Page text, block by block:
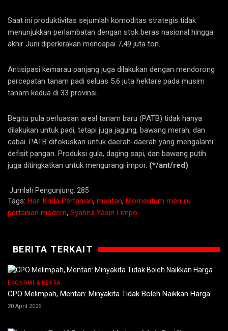
Saat ini produktivitas sejumlah komoditas strategis tidak
menunjukkan perlambatan dengan stok beras nasional hingga
akhir Juni diperkirakan mencapai 7,49 juta ton.
Antisipasi kemarau panjang juga dilakukan dengan mendorong
percepatan tanam padi seluas 5,6 juta hektare pada musim
tanam kedua di 33 provinsi.
Begitu pula perluasan areal tanam baru (PATB) tidak hanya
dilakukan untuk padi, tetapi juga jagung, bawang merah, dan
cabai. PATB difokuskan untuk daerah-daerah yang mengalami
defisit pangan. Produksi gula, daging sapi, dan bawang putih
juga ditingkatkan untuk mengurangi impor. (*/ant/red)
Jumlah Pengunjung: 285
Tags: Hari Krida Pertanian, mentan, Momentum menuju
pertanian modern, Syahrul Yasin Limpo
BERITA TERKAIT
EKONOMI & KESRA
CPO Melimpah, Mentan: Minyakita Tidak Boleh Naikkan Harga
20 April 2026